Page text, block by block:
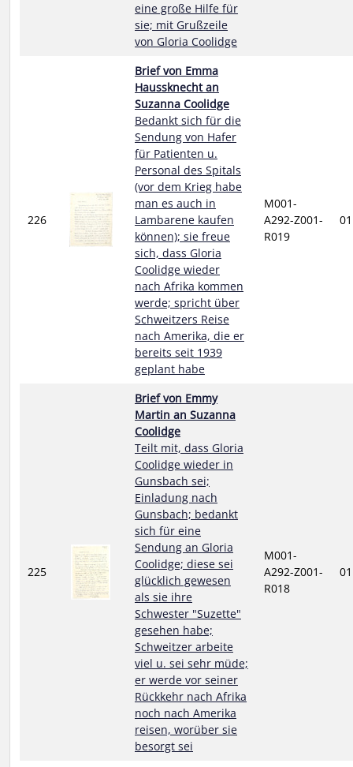
eine große Hilfe für
sie; mit Grußzeile
von Gloria Coolidge
226
Brief von Emma
Haussknecht an
Suzanna Coolidge
Bedankt sich für die
Sendung von Hafer
für Patienten u.
Personal des Spitals
(vor dem Krieg habe
man es auch in
Lambarene kaufen
können); sie freue
sich, dass Gloria
Coolidge wieder
nach Afrika kommen
werde; spricht über
Schweitzers Reise
nach Amerika, die er
bereits seit 1939
geplant habe
M001-
A292-Z001-
R019
225
Brief von Emmy
Martin an Suzanna
Coolidge
Teilt mit, dass Gloria
Coolidge wieder in
Gunsbach sei;
Einladung nach
Gunsbach; bedankt
sich für eine
Sendung an Gloria
Coolidge; diese sei
glücklich gewesen
als sie ihre
Schwester "Suzette"
gesehen habe;
Schweitzer arbeite
viel u. sei sehr müde;
er werde vor seiner
Rückkehr nach Afrika
noch nach Amerika
reisen, worüber sie
besorgt sei
M001-
A292-Z001-
R018